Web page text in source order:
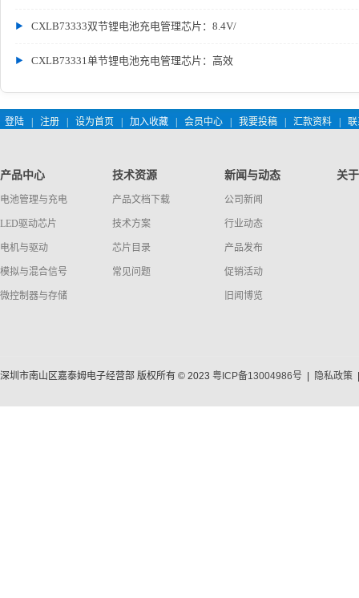
CXLB73333双节锂电池充电管理芯片：8.4V/
CXLB73331单节锂电池充电管理芯片：高效
登陆 注册 设为首页 加入收藏 会员中心 我要投稿 汇款资料
产品中心
电池管理与充电
LED驱动芯片
电机与驱动
模拟与混合信号
微控制器与存储
技术资源
产品文档下载
技术方案
芯片目录
常见问题
新闻与动态
公司新闻
行业动态
产品发布
促销活动
旧闻博览
关
深圳市南山区嘉泰姆电子经营部 版权所有 © 2023 粤ICP备13004986号 隐私政策